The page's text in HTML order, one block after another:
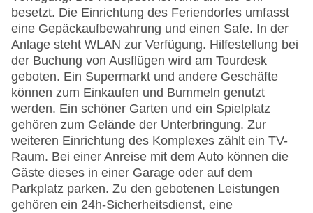
besetzt. Die Einrichtung des Feriendorfes umfasst
eine Gepäckaufbewahrung und einen Safe. In der
Anlage steht WLAN zur Verfügung. Hilfestellung bei
der Buchung von Ausflügen wird am Tourdesk
geboten. Ein Supermarkt und andere Geschäfte
können zum Einkaufen und Bummeln genutzt
werden. Ein schöner Garten und ein Spielplatz
gehören zum Gelände der Unterbringung. Zur
weiteren Einrichtung des Komplexes zählt ein TV-
Raum. Bei einer Anreise mit dem Auto können die
Gäste dieses in einer Garage oder auf dem
Parkplatz parken. Zu den gebotenen Leistungen
gehören ein 24h-Sicherheitsdienst, eine